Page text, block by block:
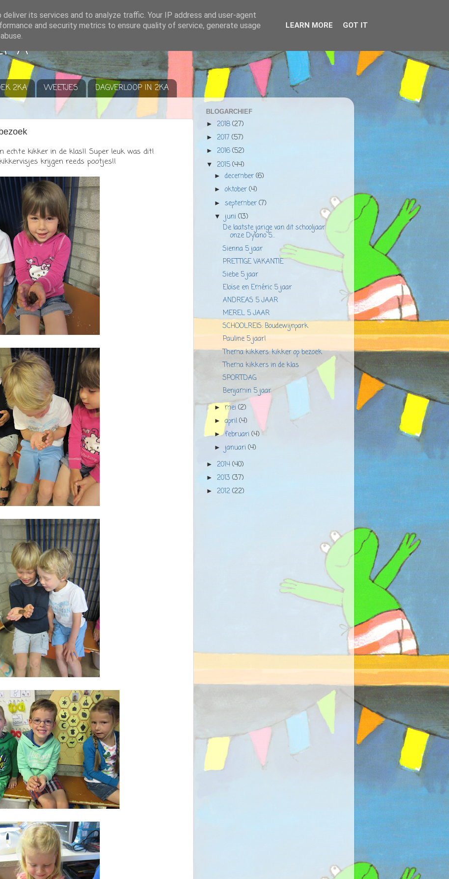
A
2KA WEETJES DAGVERLOOP IN 2KA
echte kikker in de klas!! Super leuk was dit!
krijgen reeds pootjes!!
BLOGARCHIEF
► 2018(27)
► 2017 (57)
► 2016(52)
▼ 2015(44)
►december(6)
►oktober(4)
►september(7)
▼ juni(13)
De laatste jarige van dit schooljaar
onze Dylano 5...
Sienna 5 jaar
PRETTIGE VAKANTIE
Siebe 5 jaar
Eloïse en Eméric 5 jaar
ANDREAS 5 JAAR
MEREL 5 JAAR
SCHOOLREIS: Boudewijnpark
Pauline 5 jaar!
Thema kikkers: kikker op bezoek
Thema kikkers in de klas
SPORTDAG
Benjamin 5 jaar
►mei(2)
►april(4)
►februari(4)
► januari(4)
► 2014(40)
► 2013 (37)
► 2012(22)
its services and to analyze traffic. Your IP address and user-agent
and security metrics to ensure quality of service, generate usage
LEARN MORE GOT IT